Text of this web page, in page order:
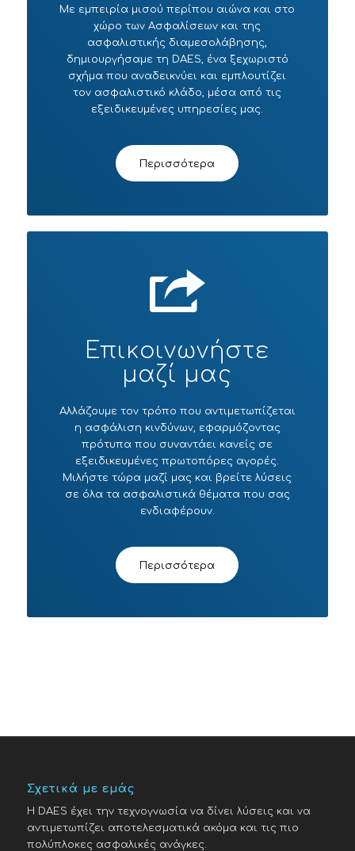
Με εμπειρία μισού περίπου αιώνα και στο
χώρο των Ασφαλίσεων και της
ασφαλιστικής διαμεσολάβησης,
δημιουργήσαμε τη DAES, ένα ξεχωριστό
σχήμα που αναδεικνύει και εμπλουτίζει
τον ασφαλιστικό κλάδο, μέσα από τις
εξειδικευμένες υπηρεσίες μας.
Περισσότερα
Επικοινωνήστε
μαζί μας
Αλλάζουμε τον τρόπο που αντιμετωπίζεται
η ασφάλιση κινδύνων, εφαρμόζοντας
πρότυπα που συναντάει κανείς σε
εξειδικευμένες πρωτοπόρες αγορές.
Μιλήστε τώρα μαζί μας και βρείτε λύσεις
σε όλα τα ασφαλιστικά θέματα που σας
ενδιαφέρουν.
Περισσότερα
Σχετικά με εμάς
H DAES έχει την τεχνογνωσία να δίνει λύσεις και να
αντιμετωπίζει αποτελεσματικά ακόμα και τις πιο
πολύπλοκες ασφαλικές ανάγκες.